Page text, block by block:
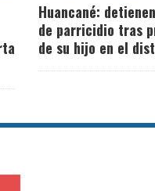
Huancané:
de parricidio tras
de su hijo en el